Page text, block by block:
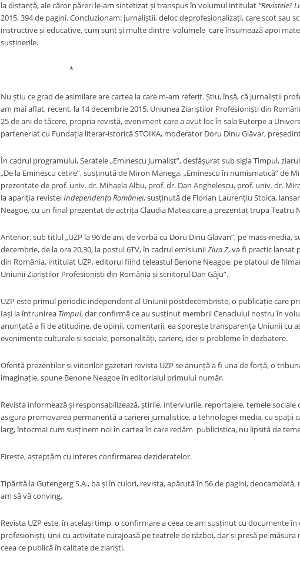
la distanță, ale căror păreri le-am sintetizat și transpus în volumul intitulat “Revistele?
2015, 394 de pagini. Concluzionam: jurnaliștii, deloc deprofesionalizați, care scot sau
instructive și educative, cum sunt și multe dintre volumele care însumează apoi
susținerile.
*
Nu știu ce grad de asimilare are cartea la care m-am referit. Știu, însă, că jurnaliștii
am mai aflat, recent, la 14 decembrie 2015, Uniunea Ziariștilor Profesioniști din
25 de ani de tăcere, propria revistă, eveniment care a avut loc în sala Euterpe a
parteneriat cu Fundația literar-istorică STOIKA, moderator Doru Dinu Glăvar,
În cadrul programului, Seratele „Eminescu Jurnalist”, desfășurat sub sigla Timpul,
„De la Eminescu cetire”, susținută de Miron Manega, „Eminescu în numismatică” de
prezentate de prof. univ. dr. Mihaela Albu, prof. dr. Dan Anghelescu, prof. univ. dr.
la apariția revisteiIndependența României, susținută de Florian Laurențiu Stoica,
Neagoe, cu un final prezentat de actrița Claudia Matea care a prezentat trupa Teatru
Anterior, sub titlul „UZP la 96 de ani, de vorbă cu Doru Dinu Glavan”, pe mass-media,
decembrie, de la ora 20,30, la postul 6TV, în cadrul emisiuniiZiua Z, va fi practic lansat
din România, intitulat UZP, editorul fiind teleastul Benone Neagoe, pe platoul de
Uniunii Ziariștilor Profesioniști din România și scriitorul Dan Gâju”.
UZP este primul periodic independent al Uniunii postdecembriste, o publicație care
Iași la întrunirea Timpul, dar confirmă ce au susținut membrii Cenaclului nostru în
anunțată a fi de atitudine, de opinii, comentarii, ea sporește transparența Uniunii cu
evenimente culturale și sociale, personalități, cariere, idei și probleme în dezbatere.
Oferită prezenților și viitorilor gazetari revista UZP se anunță a fi una de forță, o
imaginație, spune Benone Neagoe în editorialul primului număr.
Revista informează și responsabilizează, știrile, interviurile, reportajele, temele
asigura promovarea permanentă a carierei jurnalistice, a tehnologiei media, cu spații
larg, întocmai cum susținem noi în cartea în care redăm publicistica, nu lipsită de
Firește, așteptăm cu interes confirmarea dezideratelor.
Tipărită la Gutengerg S.A., ba și în culori, revista, apărută în 56 de pagini,
am să vă conving.
Revista UZP este, în același timp, o confirmare a ceea ce am susținut cu documente
profesioniști, unii cu activitate curajoasă pe teatrele de război, dar și presă pe
ceea ce publică în calitate de ziariști.